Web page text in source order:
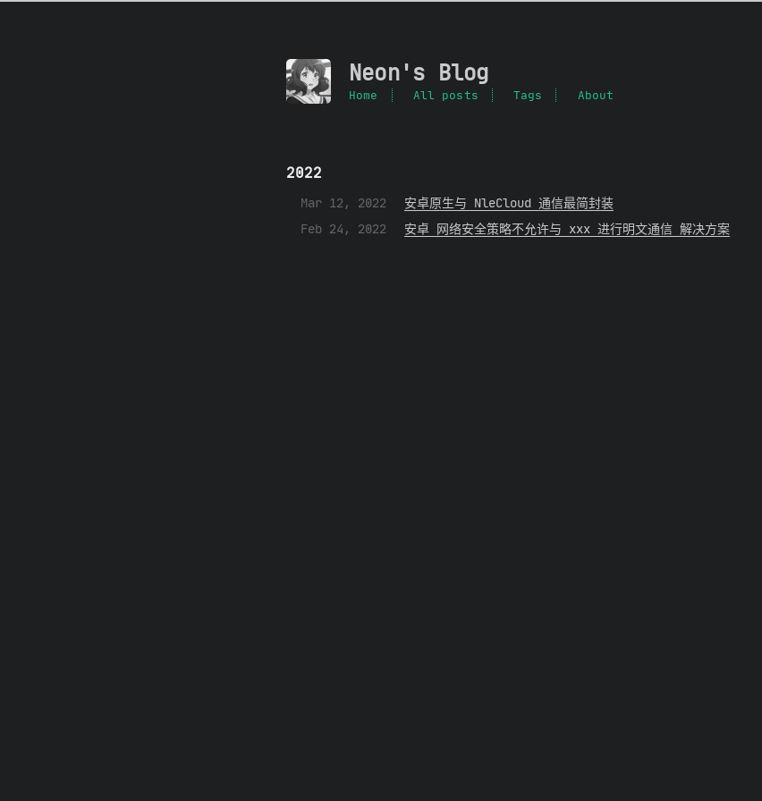
Neon's Blog
Home All posts Tags About
2022
Mar 12, 2022
安卓原生与 NleCloud 通信最简封装
Feb 24, 2022
安卓 网络安全策略不允许与 xxx 进行明文通信 解决方案